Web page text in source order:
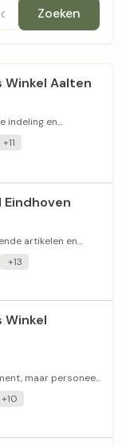
Zoeken
Winkel Aalten
indeling en
+11
artikelen en
+13
Winkel
maar personeel
+10